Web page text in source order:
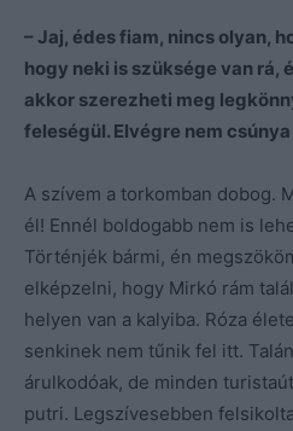
– Jaj, édes fiam, nincs olyan,
hogy neki is szüksége van rá,
akkor szerezheti meg
feleségül. Elvégre nem csúnya
A szívem a torkomban dobog.
él! Ennél boldogabb nem is
Történjék bármi, én
elképzelni, hogy Mirkó rám
helyen van a kalyiba. Róza
senkinek nem tűnik fel itt.
árulkodóak, de minden
putri. Legszívesebben